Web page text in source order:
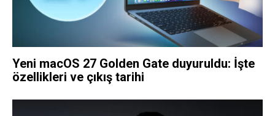
Yeni macOS 27 Golden Gate duyuruldu: İşte
özellikleri ve çıkış tarihi